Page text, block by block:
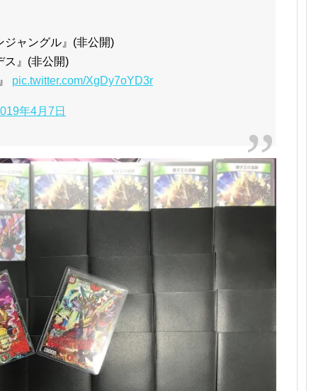
ジャングル』(非公開)
ス』(非公開)
pic.twitter.com/XgDy7oYD3r
年4月7日